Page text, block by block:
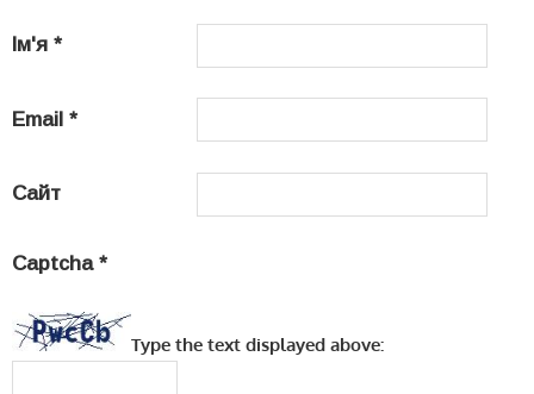
Ім'я *
Email *
Сайт
Captcha *
Type the text displayed above: